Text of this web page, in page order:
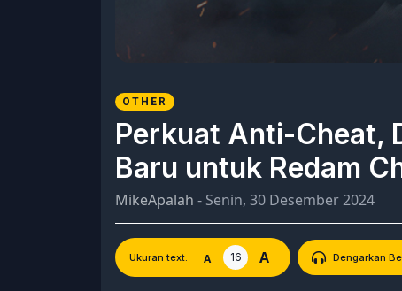
OTHER
Perkuat Anti-Cheat,
Baru untuk Redam
MikeApalah - Senin, 30 Desember 2024
Ukuran text: A 16 A Dengarkan